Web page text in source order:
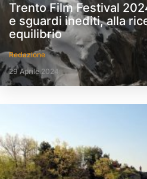
Trento Film Festival
e sguardi inediti, alla
equilibrio
Redazione
29 Aprile 2024